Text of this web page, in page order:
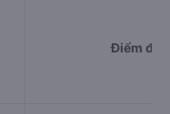
Điểm đi